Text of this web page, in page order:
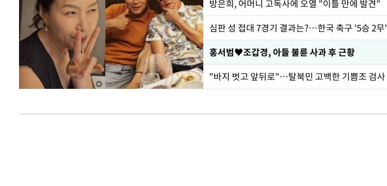
방은희, 어머니 고독사에 오열 "이틀 만에 발견"
심판 성 접대 7경기 결과는?…한국 축구 '5승 2무'
홍서범♥조갑경, 아들 불륜 사과 후 근황
"바지 벗고 앞뒤로"…탈북민 고백한 기쁨조 검사